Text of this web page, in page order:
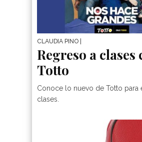
CLAUDIA PINO
Regreso a clases
Totto
Conoce lo nuevo de Totto para
clases.